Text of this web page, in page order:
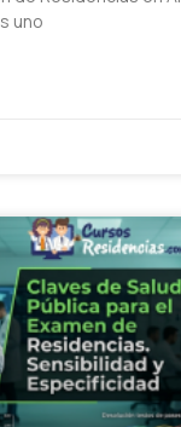
uno